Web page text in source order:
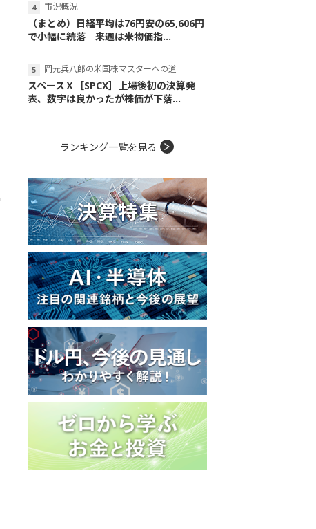
市況概況
（まとめ）日経平均は76円安の65,606円
で小幅に続落 来週は米物価指...
岡元兵八郎の米国株マスターへの道
スペースＸ［SPCX］上場後初の決算発
表、数字は良かったが株価が下落...
ランキング一覧を見る